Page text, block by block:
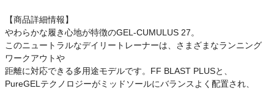
【商品詳細情報】
やわらかな履き心地が特徴のGEL-CUMULUS 27。
このニュートラルなデイリートレーナーは、さまざまなランニング
ワークアウトや
距離に対応できる多用途モデルです。FF BLAST PLUSと、
PureGELテクノロジーがミッドソールにバランスよく配置され、